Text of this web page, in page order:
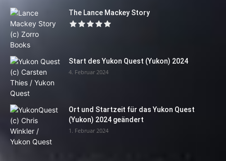
The Lance Mackey Story
Start des Yukon Quest (Yukon) 2024
4. Februar 2024
Ort und Startzeit für das Yukon Quest
(Yukon) 2024 geändert
1. Februar 2024